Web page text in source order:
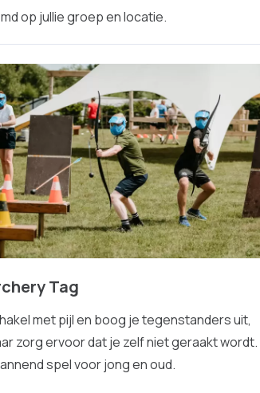
op jullie groep en locatie.
Tag
met pijl en boog je tegenstanders uit,
zorg ervoor dat je zelf niet geraakt wordt.
spel voor jong en oud.